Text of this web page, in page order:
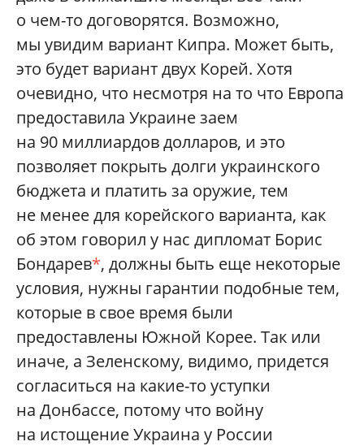
о чем-то договорятся. Возможно,
мы увидим вариант Кипра. Может быть,
это будет вариант двух Корей. Хотя
очевидно, что несмотря на то что Европа
предоставила Украине заем
на 90 миллиардов долларов, и это
позволяет покрыть долги украинского
бюджета и платить за оружие, тем
не менее для корейского варианта, как
об этом говорил у нас дипломат Борис
Бондарев*, должны быть еще некоторые
условия, нужны гарантии подобные тем,
которые в свое время были
предоставлены Южной Корее. Так или
иначе, а Зеленскому, видимо, придется
согласиться на какие-то уступки
на Донбассе, потому что войну
на истощение Украина у России